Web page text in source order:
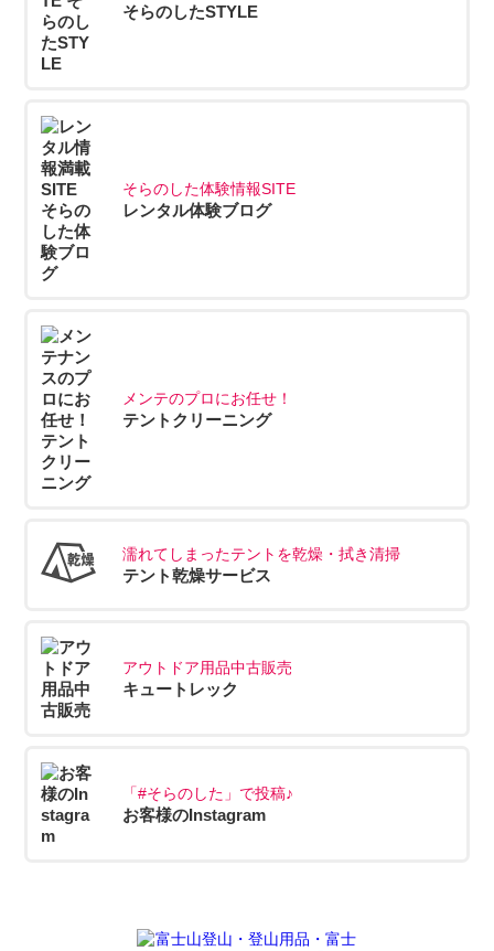
そらのしたSTYLE
そらのした体験情報SITE
レンタル体験ブログ
メンテのプロにお任せ！
テントクリーニング
濡れてしまったテントを乾燥・拭き清掃
テント乾燥サービス
アウトドア用品中古販売
キュートレック
「#そらのした」で投稿♪
お客様のInstagram